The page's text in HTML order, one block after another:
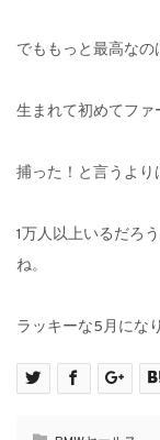
でももっと最高なの
生まれて初めてファ
捕った！と言うより
1万人以上いるだろ
ね。
ラッキーな5月にな